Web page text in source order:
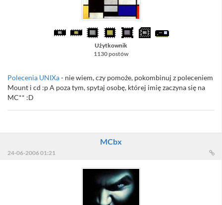
Użytkownik
1130 postów
Polecenia UNIXa- nie wiem, czy pomoże, pokombinuj z poleceniem
Mount i cd :p A poza tym, spytaj osobę, której imię zaczyna się na
MC** :D
MCbx
24-06-2006 01:21